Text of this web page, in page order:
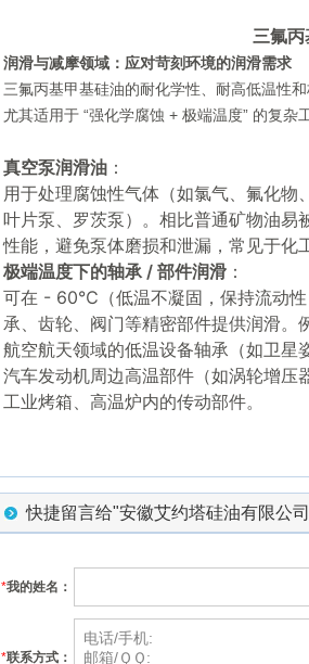
三氟
润滑与减摩领域：应对苛刻环境的润滑需求
三氟丙基甲基硅油的耐化学性、耐高低温性
尤其适用于 “强化学腐蚀 + 极端温度” 的复杂
真空泵润滑油 ：
用于处理腐蚀性气体（如氯气、氟化
叶片泵、罗茨泵）。相比普通矿物油易
性能，避免泵体磨损和泄漏，常见于化
极端温度下的轴承 / 部件润滑 ：
可在 - 60℃（低温不凝固，保持流动
承、齿轮、阀门等精密部件提供润滑。
航空航天领域的低温设备轴承（如卫星
汽车发动机周边高温部件（如涡轮增压
工业烤箱、高温炉内的传动部件。
快捷留言给"安徽艾约塔硅油有限公
*我的姓名：
*联系方式：